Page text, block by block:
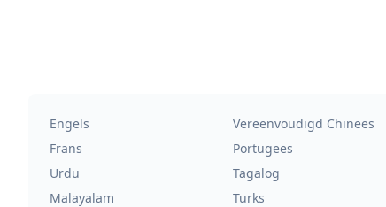
Engels Vereenvoudigd Chinees
Frans
Portugees
Urdu
Tagalog
Malayalam
Turks